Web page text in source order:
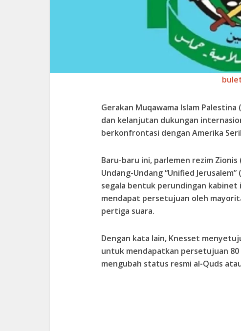
Gerakan Muqawama Islam
dan kelanjutan dukungan
berkonfrontasi dengan Amerika
Baru-baru ini, parlemen rezim
Undang-Undang “Unified
segala bentuk perundingan
mendapat persetujuan oleh
pertiga suara.
Dengan kata lain, Knesset
untuk mendapatkan persetujuan
mengubah status resmi al-Quds